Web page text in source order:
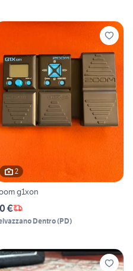
2
g1xon
€
Dentro(PD)